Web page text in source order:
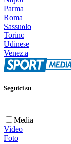
Parma
Roma
Sassuolo
Torino
Udinese
Venezia
Seguici su
Media
Video
Foto